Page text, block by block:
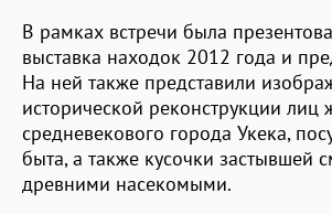
В рамках встречи была
выставка находок 2012 года и
На ней также представили
исторической реконструкции лиц
средневекового города Укека,
быта, а также кусочки застывшей
древними насекомыми.